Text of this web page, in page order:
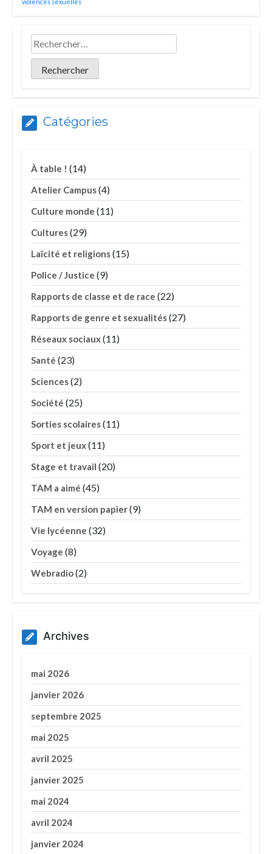
Catégories
À table ! (14)
Atelier Campus(4)
Culture monde (11)
Cultures(29)
Laïcité et religions(15)
Police / Justice (9)
Rapports de classe et de race (22)
Rapports de genre et sexualités(27)
Réseaux sociaux(11)
Santé (23)
Sciences(2)
Société (25)
Sorties scolaires(11)
Sport et jeux(11)
Stage et travail (20)
TAM a aimé (45)
TAM en version papier(9)
Vie lycéenne (32)
Voyage (8)
Webradio(2)
Archives
mai 2026
janvier 2026
septembre 2025
mai 2025
avril 2025
janvier 2025
mai 2024
avril 2024
janvier 2024